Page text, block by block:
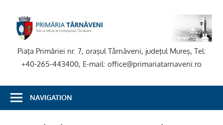
content
Piaţa Primăriei nr. 7, oraşul Târnăveni, judeţul Mureş, Tel:
+40-265-443400, E-mail: office@primariatarnaveni.ro
NAVIGATION